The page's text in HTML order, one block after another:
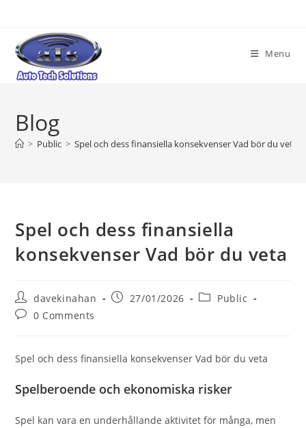
content
Menu
Blog
> Public > Spel och dess finansiella konsekvenser Vad bör du veta
Spel och dess finansiella
konsekvenser Vad bör du veta
Post
author:
davekinahan
Post27/01/2026
PostPublic
Post0 Comments
Spel och dess finansiella konsekvenser Vad bör du veta
Spelberoende och ekonomiska risker
Spel kan vara en underhållande aktivitet för många, men